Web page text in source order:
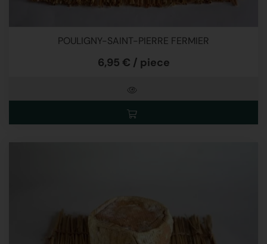
POULIGNY-SAINT-PIERRE FERMIER
6,95 € / piece